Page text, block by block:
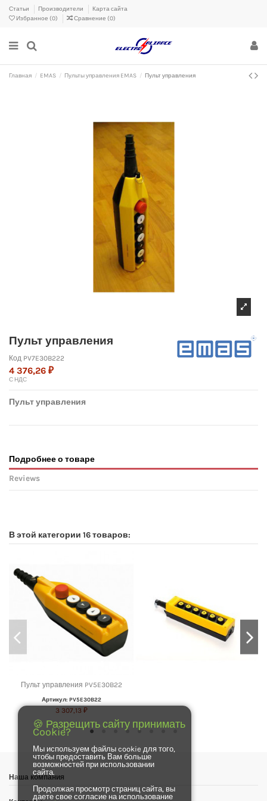
Статьи Производители
Карта сайта
Избранное (0) Сравнение (0)
Главная EMAS Пульты управления EMAS Пульт управления
Пульт управления
Код PV7E30B222
4 376,26 ₽
С НДС
Пульт управления
Подробнее о товаре
Reviews
В этой категории 16 товаров:
Пульт управления PV5E30B22
Артикул: PV5E30B22
3 307,13 ₽
Наша компания
🍪 Разрещить сайту принимать
Cookie?
Мы используем файлы cookie для того,
чтобы предоставить Вам больше
возможностей при использовании
сайта.
Продолжая просмотр страниц сайта, вы
даете свое согласие на использование